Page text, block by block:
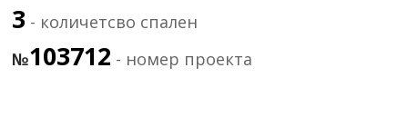
3 - количетсво спален
№103712 - номер проекта